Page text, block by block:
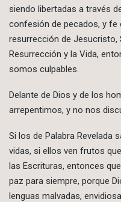
siendo libertadas a través
confesión de pecados, y fe
resurrección de Jesucristo,
Resurrección y la Vida,
somos culpables.
Delante de Dios y de los
arrepentimos, y no nos
Si los de Palabra Revelada
vidas, si ellos ven frutos
las Escrituras, entonces
paz para siempre, porque
lenguas malvadas,